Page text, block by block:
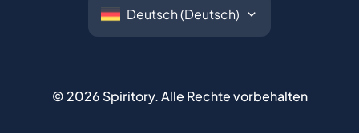
© 2026 Spiritory.Alle Rechte vorbehalten